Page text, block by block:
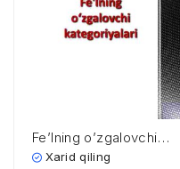
Fe’lning o’zgalovchi
kategoriyalari
Xarid qiling